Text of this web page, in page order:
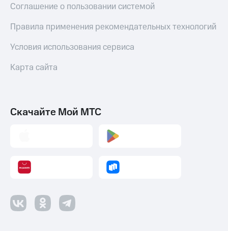
Соглашение о пользовании системой
Правила применения рекомендательных технологий
Условия использования сервиса
Карта сайта
Скачайте Мой МТС